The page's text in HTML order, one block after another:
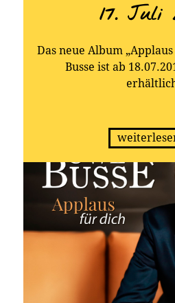
17. Juli
Das neue Album
Busse ist ab